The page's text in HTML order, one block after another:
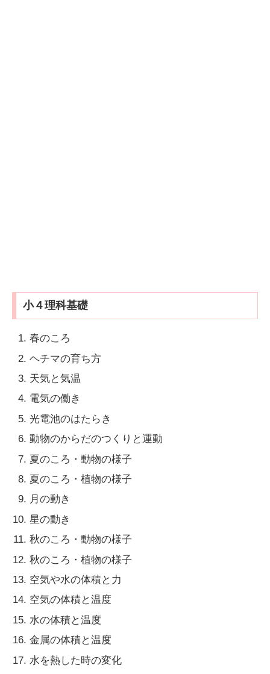
小４理科基礎
春のころ
ヘチマの育ち方
天気と気温
電気の働き
光電池のはたらき
動物のからだのつくりと運動
夏のころ・動物の様子
夏のころ・植物の様子
月の動き
星の動き
秋のころ・動物の様子
秋のころ・植物の様子
空気や水の体積と力
空気の体積と温度
水の体積と温度
金属の体積と温度
水を熱した時の変化